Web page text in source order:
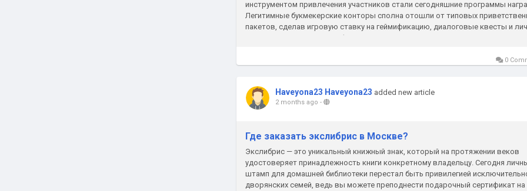
инструментом привлечения участников стали сегодняшние программы
Легитимные букмекерские конторы сполна отошли от типовых
пакетов, сделав игровую ставку на геймификацию, диалоговые квесты и
награды. Наукоемкие платформы анализируют...
0
Haveyona23 Haveyona23 added new article
2 months ago -
Где заказать экслибрис в Москве?
Экслибрис — это уникальный книжный знак, который на протяжении веков
удостоверяет принадлежность книги конкретному владельцу. Сегодня
штамп для домашней библиотеки перестал быть привилегией
дворянских семей, ведь вы можете преподнести подарочный сертификат на